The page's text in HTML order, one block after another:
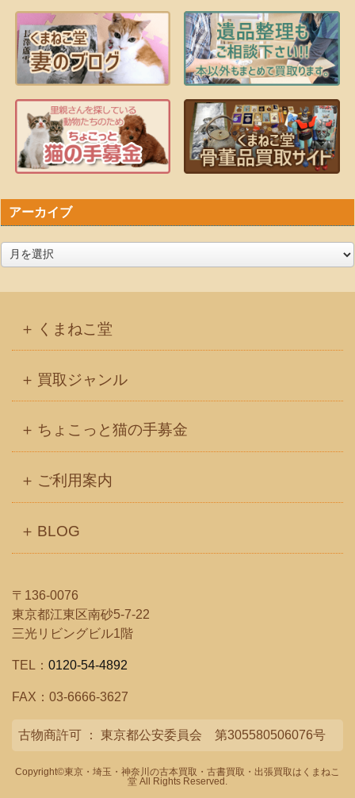
アーカイブ
くまねこ堂
買取ジャンル
ちょこっと猫の手募金
ご利用案内
BLOG
〒136-0076
東京都江東区南砂5-7-22
三光リビングビル1階
TEL： 0120-54-4892
FAX：03-6666-3627
古物商許可 ： 東京都公安委員会 第305580506076号
Copyright©東京・埼玉・神奈川の古本買取・古書買取・出張買取はくまねこ
堂 All Rights Reserved.